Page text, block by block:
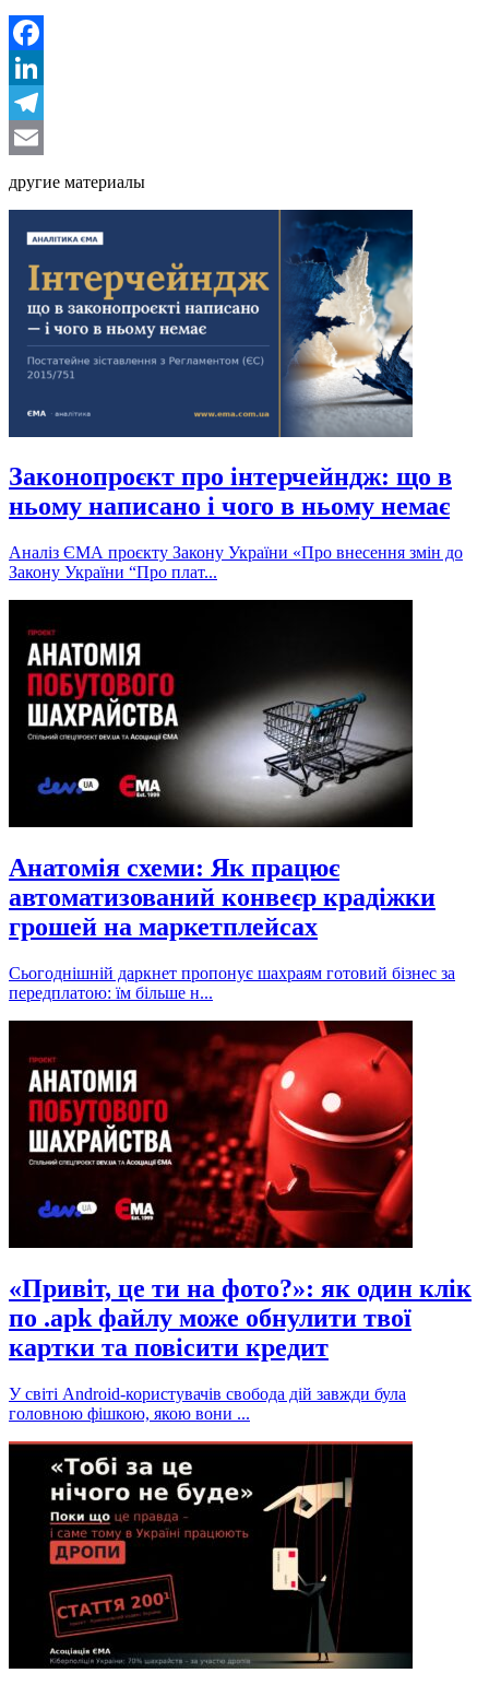
Facebook
LinkedIn
Telegram
другие материалы
Законопроєкт про інтерчейндж: що в
ньому написано і чого в ньому немає
Аналіз ЄМА проєкту Закону України «Про внесення змін до
Закону України “Про плат...
Анатомія схеми: Як працює
автоматизований конвеєр крадіжки
грошей на маркетплейсах
Сьогоднішній даркнет пропонує шахраям готовий бізнес за
передплатою: їм більше н...
«Привіт, це ти на фото?»: як один клік
по .apk файлу може обнулити твої
картки та повісити кредит
У світі Android-користувачів свобода дій завжди була
головною фішкою, якою вони ...